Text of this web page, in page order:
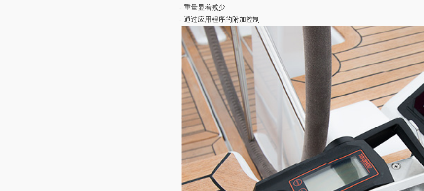
- 重量显着减少
- 通过应用程序的附加控制